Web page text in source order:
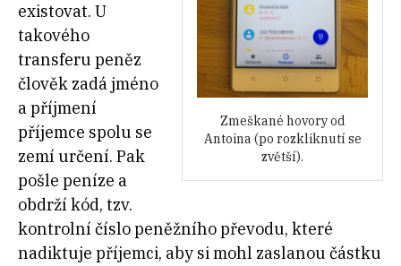
Zmeškané hovory od
Antoina (po rozkliknutí se
zvětší).
existovat. U
takového
transferu peněz
člověk zadá jméno
a příjmení
příjemce spolu se
zemí určení. Pak
pošle peníze a
obdrží kód, tzv.
kontrolní číslo peněžního převodu, které
nadiktuje příjemci, aby si mohl zaslanou částku